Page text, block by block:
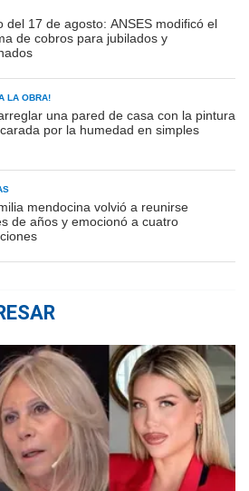
del 17 de agosto: ANSES modificó el
de cobros para jubilados y
LA OBRA!
una pared de casa con la pintura
por la humedad en simples
mendocina volvió a reunirse
de años y emocionó a cuatro